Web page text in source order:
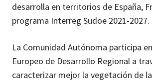
desarrolla en territorios de España,
programa Interreg Sudoe 2021-2027.
La Comunidad Autónoma participa
Europeo de Desarrollo Regional a
caracterizar mejor la vegetación de